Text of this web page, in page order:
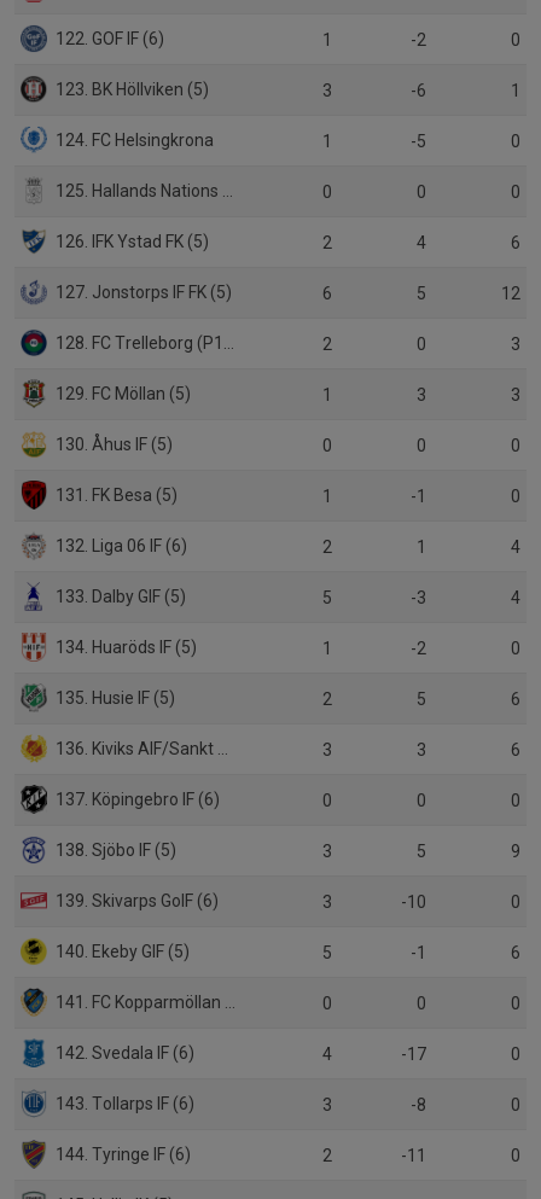
122. GOF IF (6) 1 -2 0
123. BK Höllviken (5) 3 -6 1
124. FC Helsingkrona 1 -5 0
125. Hallands Nations FF (6) 0 0 0
126. IFK Ystad FK (5) 2 4 6
127. Jonstorps IF FK (5) 6 5 12
128. FC Trelleborg (P19) 2 0 3
129. FC Möllan (5) 1 3 3
130. Åhus IF (5) 0 0 0
131. FK Besa (5) 1 -1 0
132. Liga 06 IF (6) 2 1 4
133. Dalby GIF (5) 5 -3 4
134. Huaröds IF (5) 1 -2 0
135. Husie IF (5) 2 5 6
136. Kiviks AIF/Sankt Olofs IF (5) 3 3 6
137. Köpingebro IF (6) 0 0 0
138. Sjöbo IF (5) 3 5 9
139. Skivarps GoIF (6) 3 -10 0
140. Ekeby GIF (5) 5 -1 6
141. FC Kopparmöllan (6) 0 0 0
142. Svedala IF (6) 4 -17 0
143. Tollarps IF (6) 3 -8 0
144. Tyringe IF (6) 2 -11 0